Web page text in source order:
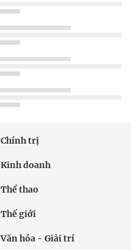
Chính trị
Kinh doanh
Thể thao
Thế giới
Văn hóa - Giải trí